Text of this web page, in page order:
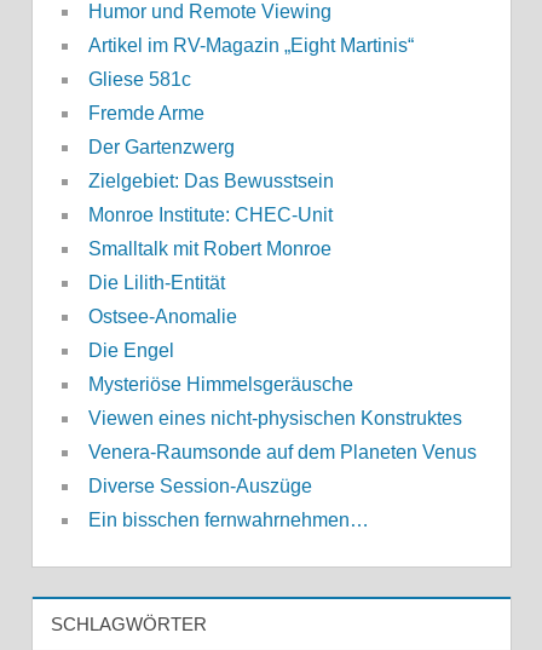
Humor und Remote Viewing
Artikel im RV-Magazin „Eight Martinis“
Gliese 581c
Fremde Arme
Der Gartenzwerg
Zielgebiet: Das Bewusstsein
Monroe Institute: CHEC-Unit
Smalltalk mit Robert Monroe
Die Lilith-Entität
Ostsee-Anomalie
Die Engel
Mysteriöse Himmelsgeräusche
Viewen eines nicht-physischen Konstruktes
Venera-Raumsonde auf dem Planeten Venus
Diverse Session-Auszüge
Ein bisschen fernwahrnehmen…
SCHLAGWÖRTER